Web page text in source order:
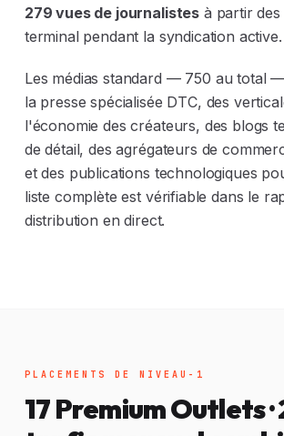
279 vues de journalistes à partir
terminal pendant la syndication active.
Les médias standard — 750 au total
la presse spécialisée DTC, des
l'économie des créateurs, des blogs
de détail, des agrégateurs de
et des publications technologiques
liste complète est vérifiable dans le
distribution en direct.
PLACEMENTS DE NIVEAU-1
17 Premium Outlets ·